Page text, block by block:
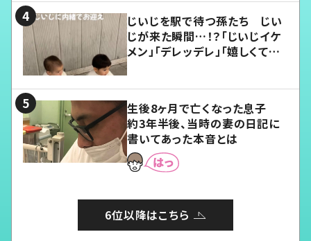
じいじを駅で待つ孫たち じい
じが来た瞬間…！？「じいじイケ
メン」「デレッデレ」「嬉しくて可
生後8ヶ月で亡くなった息子
約3年半後、当時の妻の日記に
書いてあった本音とは
6位以降はこちら